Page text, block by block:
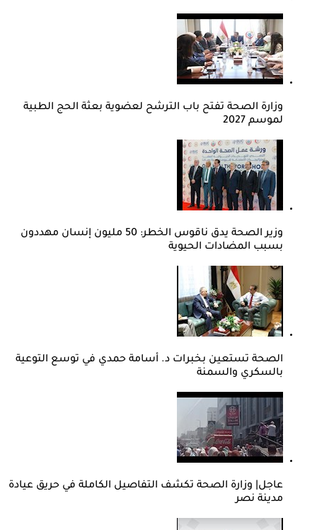
وزارة الصحة تفتح باب الترشح لعضوية بعثة الحج الطبية
لموسم 2027
وزير الصحة يدق ناقوس الخطر: 50 مليون إنسان مهددون
بسبب المضادات الحيوية
الصحة تستعين بخبرات د. أسامة حمدي في توسع التوعية
بالسكري والسمنة
عاجل| وزارة الصحة تكشف التفاصيل الكاملة في حريق عيادة
مدينة نصر